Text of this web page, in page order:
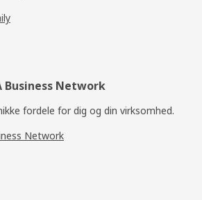
Business Network
fordele for dig og din virksomhed.
Network